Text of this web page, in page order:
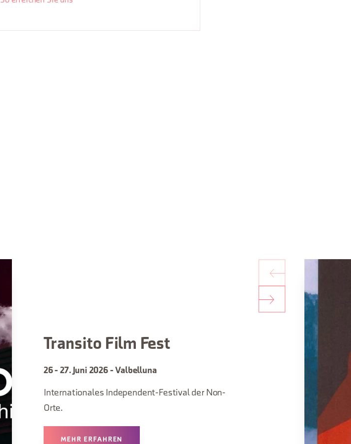
Transito Film Fest
26 - 27. Juni 2026 - Valbelluna
Internationales Independent-Festival der Non-
Orte.
MEHR ERFAHREN